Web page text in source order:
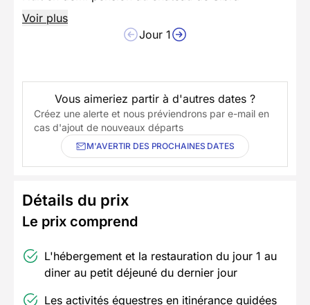
Voir plus
Jour 1
Vous aimeriez partir à d'autres dates ?
Créez une alerte et nous préviendrons par e-mail en
cas d'ajout de nouveaux départs
M'AVERTIR DES PROCHAINES DATES
Détails du prix
Le prix comprend
L'hébergement et la restauration du jour 1 au
diner au petit déjeuné du dernier jour
Les activités équestres en itinérance guidées